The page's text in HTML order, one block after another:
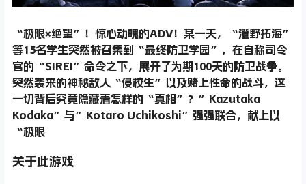
“极限×绝望”！惊心动魄的ADV！某一天，“澄野拓海”
等15名学生突然被召集到“最终防卫学园”，在自称司令
官的“SIREI”命令之下，展开了为期100天的防卫战争。
突然袭来的神秘敌人“侵校生”以及赌上性命的战斗，这
一切背后究竟隐藏着怎样的“真相”？”Kazutaka
Kodaka”与”Kotaro Uchikoshi”强强联合，献上以
“极限
关于此游戏